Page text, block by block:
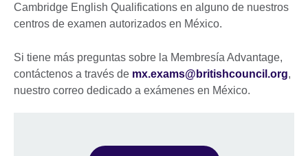
Cambridge English Qualifications en alguno de nuestros
centros de examen autorizados en México.
Si tiene más preguntas sobre la Membresía Advantage,
contáctenos a través de mx.exams@britishcouncil.org,
nuestro correo dedicado a exámenes en México.